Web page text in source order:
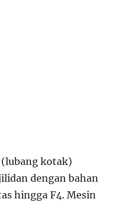
(lubang kotak)
dengan bahan
hingga F4. Mesin